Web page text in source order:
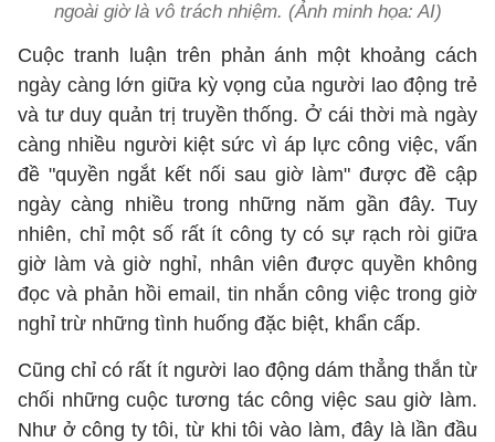
ngoài giờ là vô trách nhiệm. (Ảnh minh họa: AI)
Cuộc tranh luận trên phản ánh một khoảng cách
ngày càng lớn giữa kỳ vọng của người lao động trẻ
và tư duy quản trị truyền thống. Ở cái thời mà ngày
càng nhiều người kiệt sức vì áp lực công việc, vấn
đề "quyền ngắt kết nối sau giờ làm" được đề cập
ngày càng nhiều trong những năm gần đây. Tuy
nhiên, chỉ một số rất ít công ty có sự rạch ròi giữa
giờ làm và giờ nghỉ, nhân viên được quyền không
đọc và phản hồi email, tin nhắn công việc trong giờ
nghỉ trừ những tình huống đặc biệt, khẩn cấp.
Cũng chỉ có rất ít người lao động dám thẳng thắn từ
chối những cuộc tương tác công việc sau giờ làm.
Như ở công ty tôi, từ khi tôi vào làm, đây là lần đầu